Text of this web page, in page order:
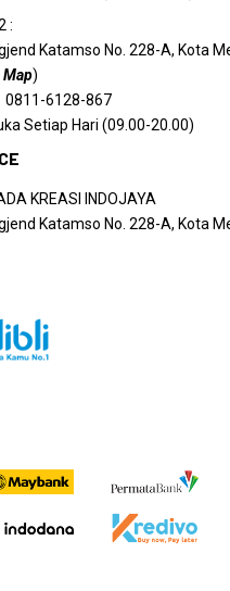
:
Katamso No. 228-A, Kota
Map)
6128-867
Setiap Hari (09.00-20.00)
KREASI INDOJAYA
Katamso No. 228-A, Kota